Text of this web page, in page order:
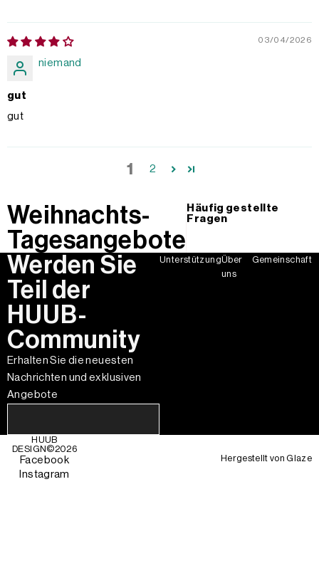
03/04/2026
niemand
gut
gut
1 2
Weihnachts-
Tagesangebote
Häufig gestellte
Fragen
Werden Sie
Teil der
HUUB-
Community
Erhalten Sie die neuesten
Nachrichten und exklusiven
Angebote
UnterstützungÜber
uns
Gemeinschaft
HUUB
DESIGN©2026
Facebook
Instagram
Hergestellt vonGlaze